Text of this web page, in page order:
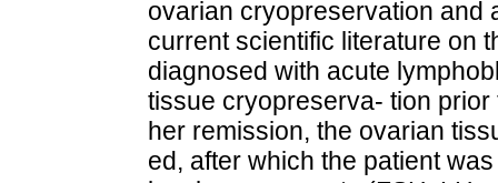
ovarian cryopreservation and
current scientific literature on
diagnosed with acute
tissue cryopreserva- tion
her remission, the ovarian
ed, after which the patient